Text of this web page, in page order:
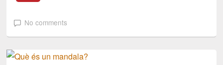
No comments